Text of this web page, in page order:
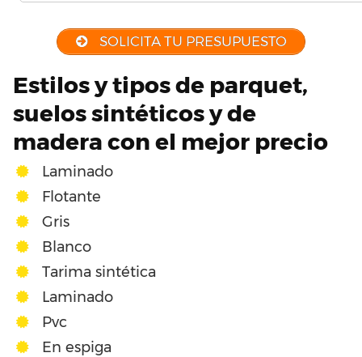
SOLICITA TU PRESUPUESTO
Estilos y tipos de parquet,
suelos sintéticos y de
madera con el mejor precio
Laminado
Flotante
Gris
Blanco
Tarima sintética
Laminado
Pvc
En espiga